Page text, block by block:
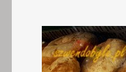
aż
do
Rabatu